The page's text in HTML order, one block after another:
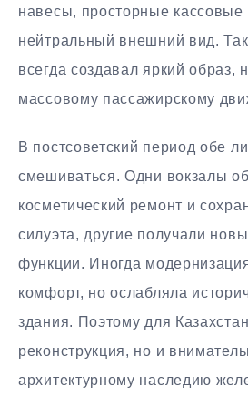
навесы, просторные кассовые
нейтральный внешний вид.
всегда создавал яркий образ,
массовому пассажирскому
В постсоветский период обе
смешиваться. Одни вокзалы
косметический ремонт и
силуэта, другие получали
функции. Иногда
комфорт, но ослабляла
здания. Поэтому для
реконструкция, но и
архитектурному наследию